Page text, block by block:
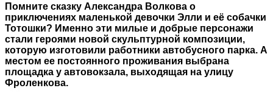
Помните сказку Александра Волкова о
приключениях маленькой девочки Элли и её собачки
Тотошки? Именно эти милые и добрые персонажи
стали героями новой скульптурной композиции,
которую изготовили работники автобусного парка. А
местом ее постоянного проживания выбрана
площадка у автовокзала, выходящая на улицу
Фроленкова.